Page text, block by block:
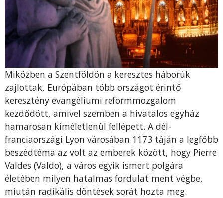
Miközben a Szentföldön a keresztes háborúk
zajlottak, Európában több országot érintő
keresztény evangéliumi reformmozgalom
kezdődött, amivel szemben a hivatalos egyház
hamarosan kíméletlenül fellépett. A dél-
franciaországi Lyon városában 1173 táján a legfőbb
beszédtéma az volt az emberek között, hogy Pierre
Valdes (Valdo), a város egyik ismert polgára
életében milyen hatalmas fordulat ment végbe,
miután radikális döntések sorát hozta meg.